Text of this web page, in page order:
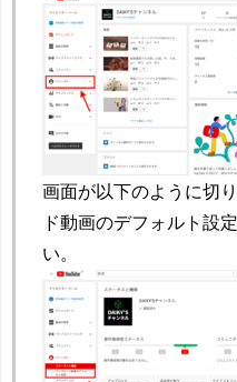
画面が以下のように切
ド動画のデフォルト設
い。